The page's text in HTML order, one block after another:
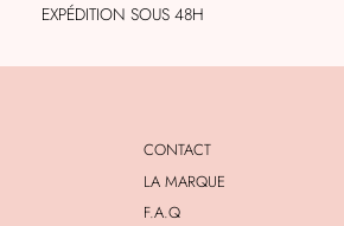
EXPÉDITION SOUS 48H
CONTACT
LA MARQUE
F.A.Q